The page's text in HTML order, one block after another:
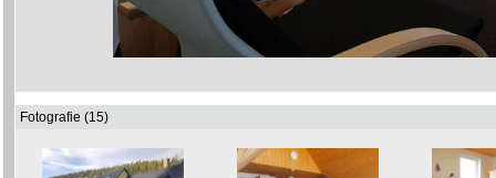
Fotografie (15)